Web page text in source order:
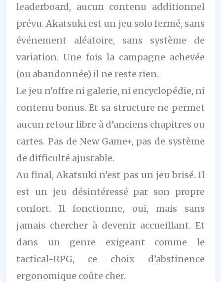
leaderboard, aucun contenu additionnel
prévu. Akatsuki est un jeu solo fermé, sans
événement aléatoire, sans système de
variation. Une fois la campagne achevée
(ou abandonnée) il ne reste rien.
Le jeu n’offre ni galerie, ni encyclopédie, ni
contenu bonus. Et sa structure ne permet
aucun retour libre à d’anciens chapitres ou
cartes. Pas de New Game+, pas de système
de difficulté ajustable.
Au final, Akatsuki n’est pas un jeu brisé. Il
est un jeu désintéressé par son propre
confort. Il fonctionne, oui, mais sans
jamais chercher à devenir accueillant. Et
dans un genre exigeant comme le
tactical-RPG, ce choix d’abstinence
ergonomique coûte cher.